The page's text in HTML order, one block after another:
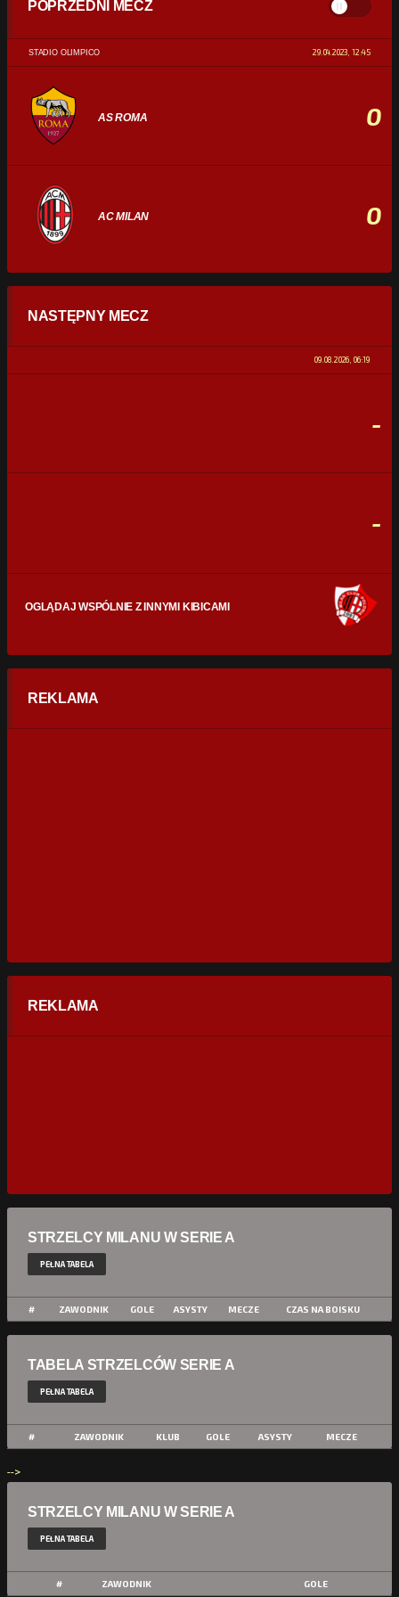
POPRZEDNI MECZ
STADIO OLIMPICO 29.04.2023, 12:45
AS ROMA 0
AC MILAN 0
STATYSTYKI
0% 100%
NASTĘPNY MECZ
09.08.2026, 06:19
-
-
OGLĄDAJ WSPÓLNIE Z INNYMI KIBICAMI
REKLAMA
REKLAMA
STRZELCY MILANU W SERIE A
PEŁNA TABELA
# ZAWODNIK GOLE ASYSTY MECZE CZAS NA BOISKU
TABELA STRZELCÓW SERIE A
PEŁNA TABELA
# ZAWODNIK KLUB GOLE ASYSTY MECZE
-->
STRZELCY MILANU W SERIE A
PEŁNA TABELA
# ZAWODNIK GOLE